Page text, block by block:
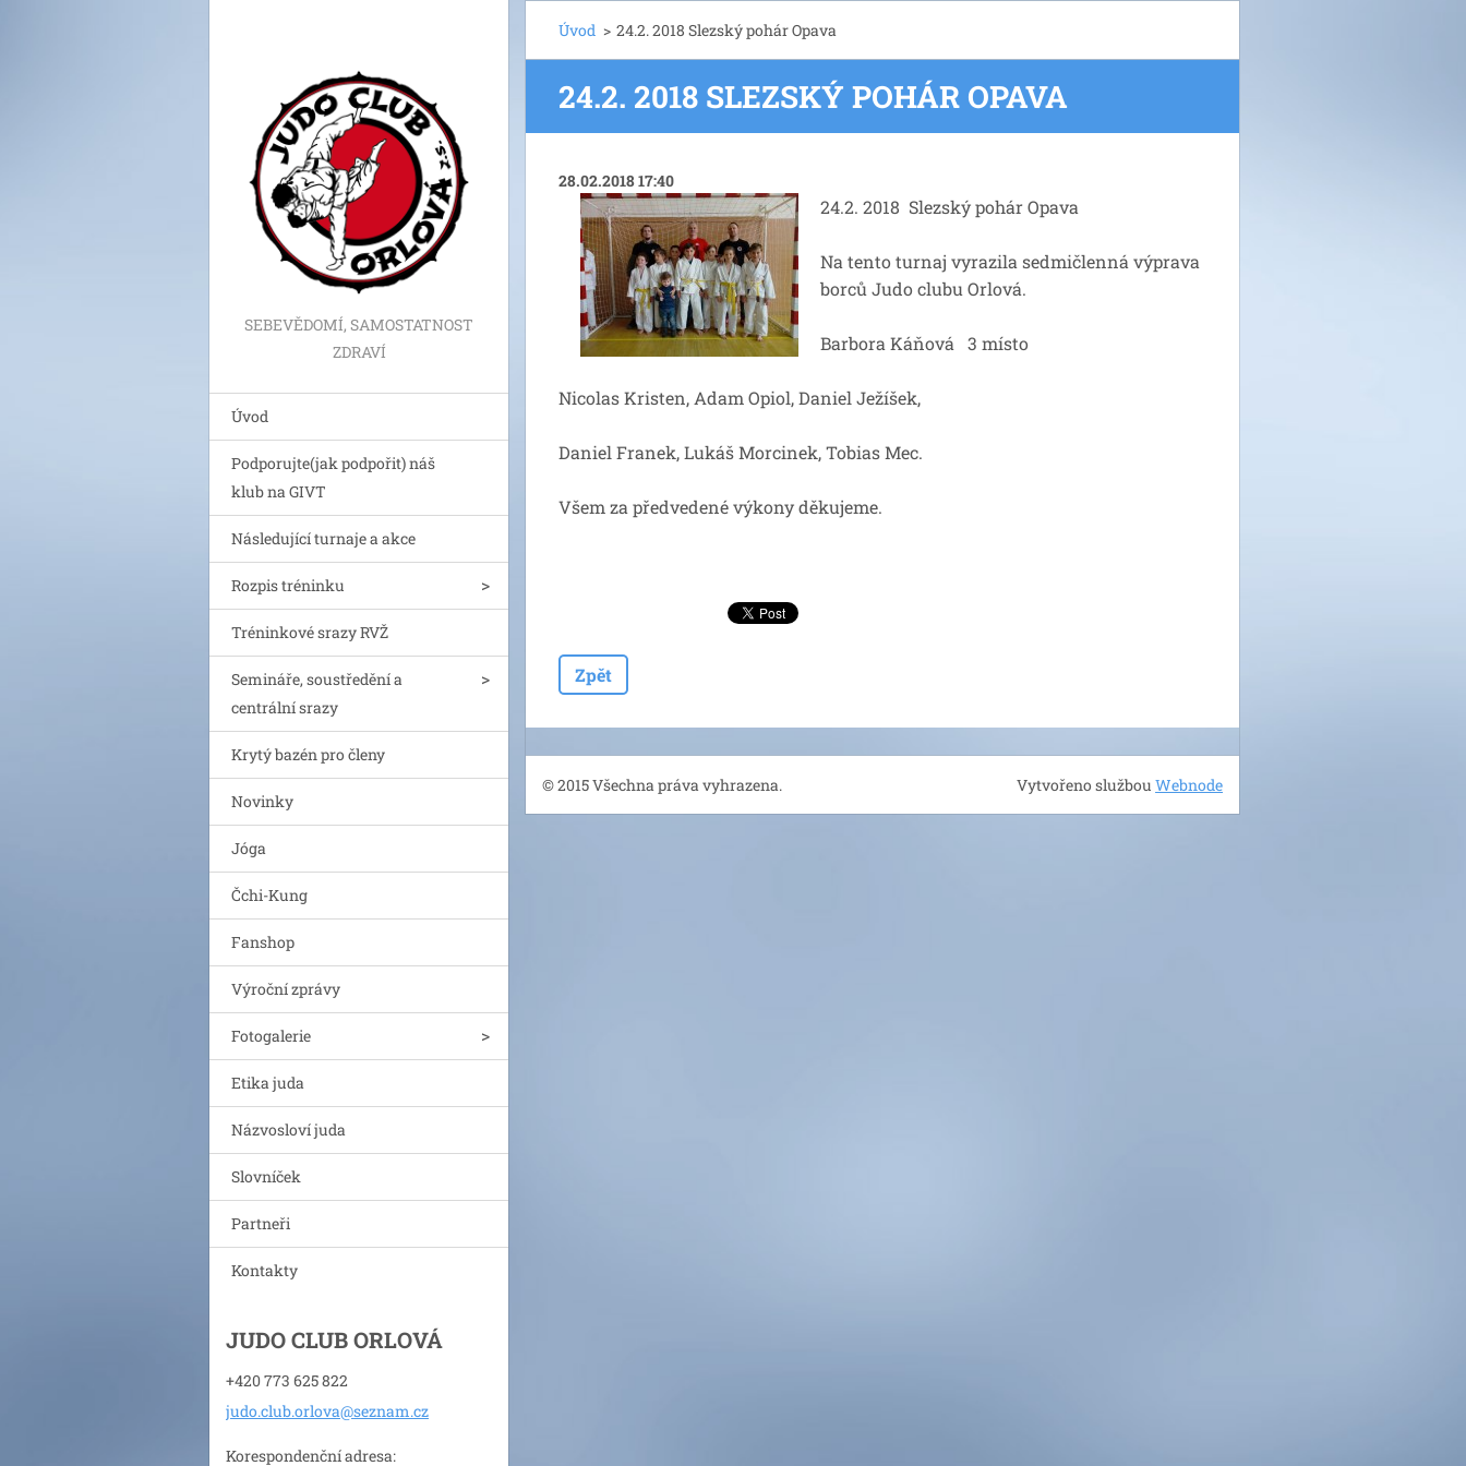
SEBEVĚDOMÍ, SAMOSTATNOST
ZDRAVÍ
Úvod
Podporujte(jak podpořit) náš
klub na GIVT
Následující turnaje a akce
Rozpis tréninku
Tréninkové srazy RVŽ
Semináře, soustředění a
centrální srazy
Krytý bazén pro členy
Novinky
Jóga
Čchi-Kung
Fanshop
Výroční zprávy
Fotogalerie
Etika juda
Názvosloví juda
Slovníček
Partneři
Kontakty
JUDO CLUB ORLOVÁ
+420 773 625 822
judo.club.orlova@seznam.cz
Korespondenční adresa:
Úvod > 24.2. 2018 Slezský pohár Opava
24.2. 2018 SLEZSKÝ POHÁR OPAVA
28.02.2018 17:40
24.2. 2018 Slezský pohár Opava
Na tento turnaj vyrazila sedmičlenná výprava
borců Judo clubu Orlová.
Barbora Káňová 3 místo
Nicolas Kristen, Adam Opiol, Daniel Ježíšek,
Daniel Franek, Lukáš Morcinek, Tobias Mec.
Všem za předvedené výkony děkujeme.
Zpět
© 2015 Všechna práva vyhrazena. Vytvořeno službouWebnode